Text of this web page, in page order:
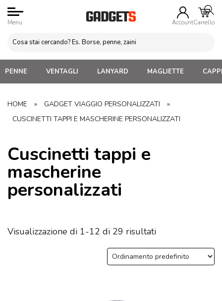
Menu AccountCarrello
PENNE VENTAGLI LANYARD MAGLIETTE
HOME » GADGET VIAGGIO PERSONALIZZATI
»
CUSCINETTI TAPPI E MASCHERINE PERSONALIZZATI
Cuscinetti tappi e
mascherine
personalizzati
Visualizzazione di 1-12 di 29 risultati